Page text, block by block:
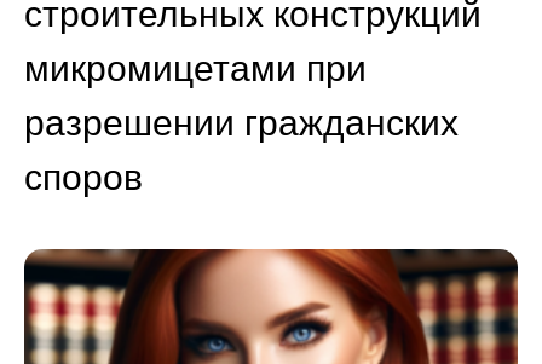
строительных конструкций
микромицетами при
разрешении гражданских
споров